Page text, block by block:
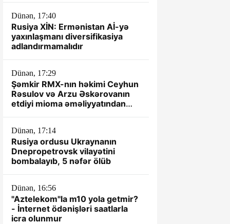
Dünən, 17:40
Rusiya XİN: Ermənistan Aİ-yə
yaxınlaşmanı diversifikasiya
adlandırmamalıdır
Dünən, 17:29
Şəmkir RMX-nın həkimi Ceyhun
Rəsulov və Arzu Əskərovanın
etdiyi mioma əməliyyatından
Dünən, 17:14
Rusiya ordusu Ukraynanın
Dnepropetrovsk vilayətini
bombalayıb, 5 nəfər ölüb
Dünən, 16:56
"Aztelekom"la m10 yola getmir?
- İnternet ödənişləri saatlarla
icra olunmur